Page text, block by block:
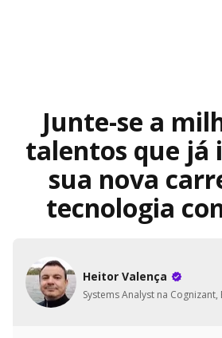
Junte-se a
talentos que já
sua nova
tecnologia
Heitor Valença
Systems Analyst na Cognizant,